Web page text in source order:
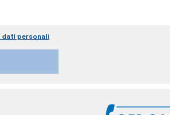
personali